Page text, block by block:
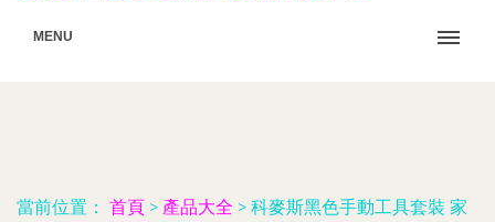
MENU
當前位置： 首頁 > 產品大全 > 科麥斯黑色手動工具套裝 家